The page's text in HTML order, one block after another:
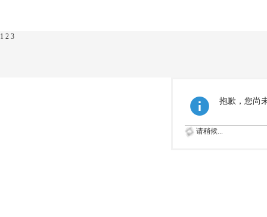
1 2 3
抱歉，您尚
请稍候...